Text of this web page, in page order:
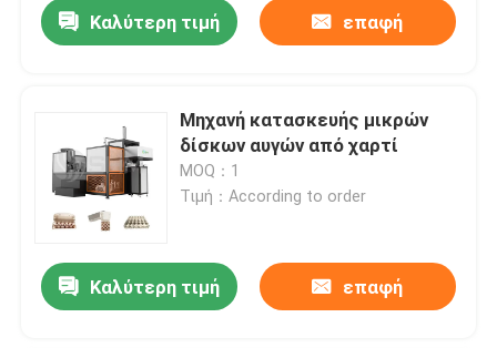
Καλύτερη τιμή επαφή
Μηχανή κατασκευής μικρών
δίσκων αυγών από χαρτί
MOQ：1
Τιμή：According to order
Καλύτερη τιμή επαφή